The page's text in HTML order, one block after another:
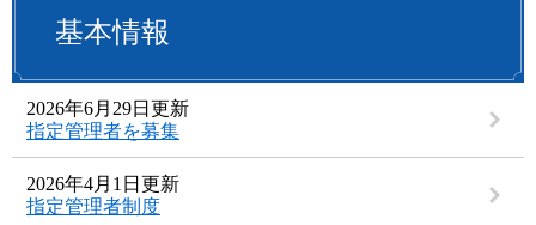
基本情報
2026年6月29日更新
指定管理者を募集
2026年4月1日更新
指定管理者制度